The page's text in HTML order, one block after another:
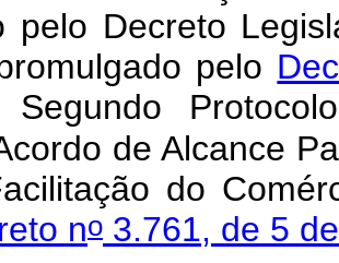
pelo Decreto
pelo
de Alcance
do
no 3.761, de 5